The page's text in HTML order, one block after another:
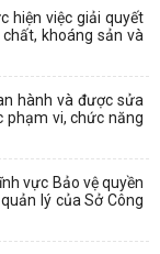
hiện việc giải quyết
khoáng sản và
hành và được sửa
phạm vi, chức năng
vực Bảo vệ quyền
lý của Sở Công